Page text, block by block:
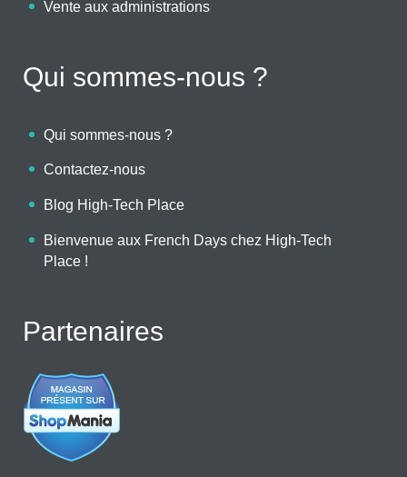
Vente aux administrations
Qui sommes-nous ?
Qui sommes-nous ?
Contactez-nous
Blog High-Tech Place
Bienvenue aux French Days chez High-Tech
Place !
Partenaires